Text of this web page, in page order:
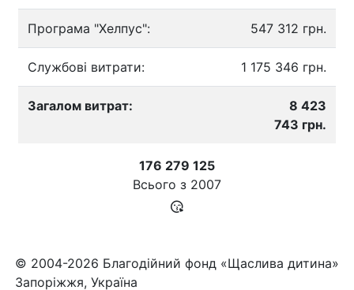
Програма "Хелпус": 547 312 грн.
Службові витрати: 1 175 346 грн.
Загалом витрат:
8 423
743 грн.
176 279 125
Всього з 2007
© 2004-2026 Благодійний фонд «Щаслива дитина»
Запоріжжя, Україна